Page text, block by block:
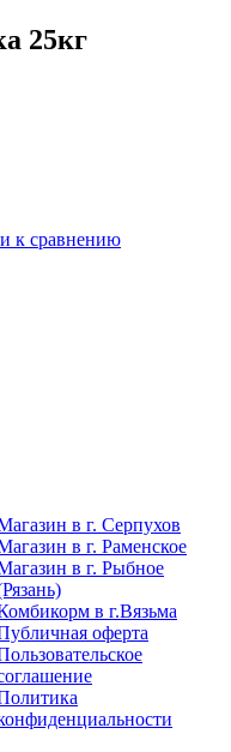
25кг
к сравнению
в г. Серпухов
в г. Раменское
в г. Рыбное
в г.Вязьма
оферта